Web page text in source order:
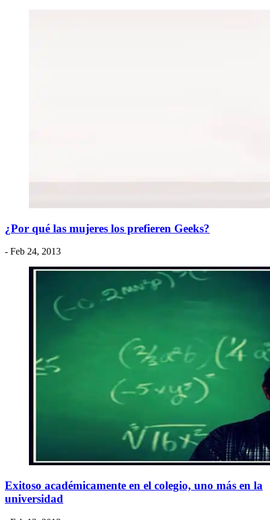
¿Por qué las mujeres los prefieren Geeks?
- Feb 24, 2013
Exitoso académicamente en el colegio, uno más en la
universidad